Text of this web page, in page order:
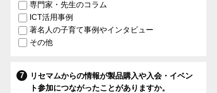
専門家・先生のコラム
ICT活用事例
著名人の子育て事例やインタビュー
その他
リセマムからの情報が製品購入や入会・イベン
ト参加につながったことがありますか。